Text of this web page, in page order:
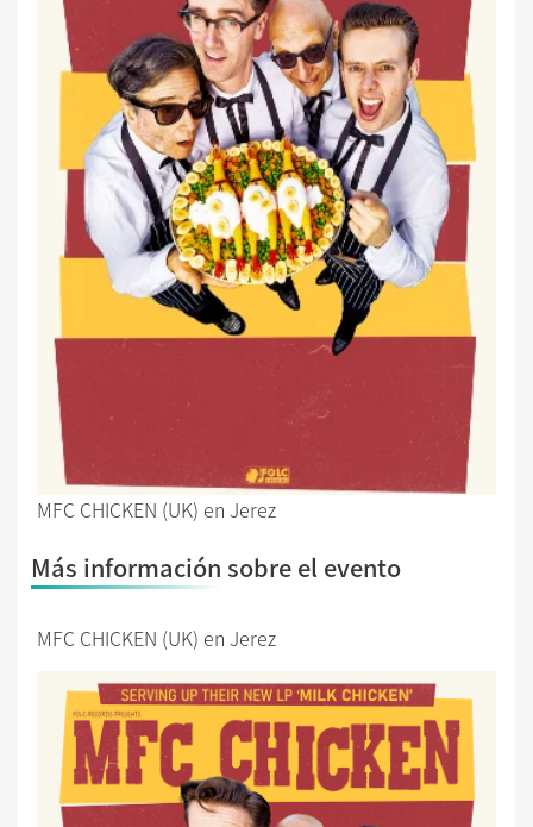
MFC CHICKEN (UK) en Jerez
Más información sobre el evento
MFC CHICKEN (UK) en Jerez